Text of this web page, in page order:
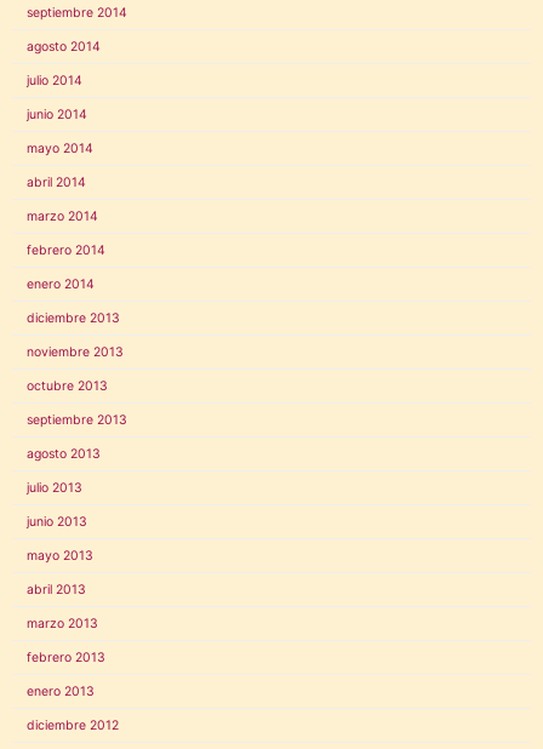
septiembre 2014
agosto 2014
julio 2014
junio 2014
mayo 2014
abril 2014
marzo 2014
febrero 2014
enero 2014
diciembre 2013
noviembre 2013
octubre 2013
septiembre 2013
agosto 2013
julio 2013
junio 2013
mayo 2013
abril 2013
marzo 2013
febrero 2013
enero 2013
diciembre 2012